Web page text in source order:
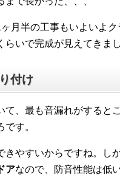
月半の工事もいよいよク
らいで完成が見えてきまし
付け
て、最も音漏れがすると
です。
きやすいからですね。し
アなので、防音性能は低